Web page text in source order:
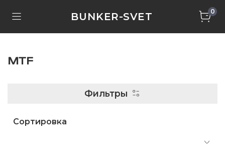
BUNKER-SVET 0
MTF
Фильтры